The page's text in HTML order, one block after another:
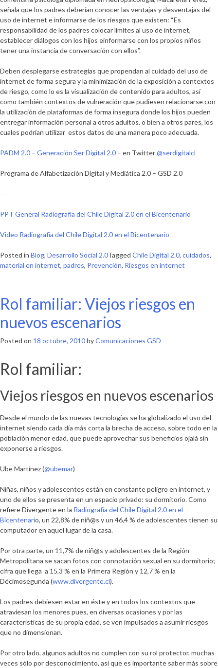
señala que los padres deberían conocer las ventajas y desventajas del
uso de internet e informarse de los riesgos que existen: “Es
responsabilidad de los padres colocar límites al uso de internet,
establecer diálogos con los hijos einformarse con los propios niños
tener una instancia de conversación con ellos”.
Deben desplegarse estrategias que propendan al cuidado del uso de
internet de forma segura y la minimización de la exposición a contextos
de riesgo, como lo es la visualización de contenido para adultos, así
como también contextos de vulneración que pudiesen relacionarse con
la utilización de plataformas de forma insegura donde los hijos pueden
entregar información personal a otros adultos, o bien a otros pares, los
cuales podrían utilizar estos datos de una manera poco adecuada.
PADM 2.0 – Generación Ser Digital 2.0 – en Twitter@serdigitalcl
Programa de Alfabetización Digital y Mediática 2.0 – GSD 2.0
—-
PPT General Radiografía del Chile Digital 2.0 en el Bicentenario
Video Radiografía del Chile Digital 2.0 en el Bicentenario
Posted in Blog, Desarrollo Social 2.0Tagged Chile Digital 2.0, cuidados,
material en internet, padres, Prevención, Riesgos en internet
Rol familiar: Viejos riesgos en
nuevos escenarios
Posted on 18 octubre, 2010byComunicaciones GSD
Rol familiar:
Viejos riesgos en nuevos escenarios
Desde el mundo de las nuevas tecnologías se ha globalizado el uso del
internet siendo cada día más corta la brecha de acceso, sobre todo en la
población menor edad, que puede aprovechar sus beneficios ojalá sin
exponerse a riesgos.
Ube Martínez (@ubemar)
Niñas, niños y adolescentes están en constante peligro en internet, y
uno de ellos se presenta en un espacio privado: su dormitorio. Como
refiere Divergente en la Radiografía del Chile Digital 2.0 en el
Bicentenario, un 22,8% de niñ@s y un 46,4 % de adolescentes tienen su
computador en aquel lugar de la casa.
Por otra parte, un 11,7% de niñ@s y adolescentes de la Región
Metropolitana se sacan fotos con connotación sexual en su dormitorio;
cifra que llega a 15,3 % en la Primera Región y 12,7 % en la
Décimosegunda (www.divergente.cl).
Los padres debiesen estar en éste y en todos los contextos que
atraviesan los menores pues, en diversas ocasiones y por las
características de su propia edad, se ven impulsados a asumir riesgos
que no dimensionan.
Por otro lado, algunos adultos no cumplen con su rol protector, muchas
veces sólo por desconocimiento, así que es importante saber más sobre